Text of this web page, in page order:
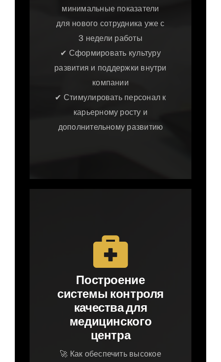
минимальные показатели
для нового сотрудника уже с
3 недели работы
✔ Сформировать культуру
развития и поддержки внутри
компании
✔ Стимулировать персонал к
карьерному росту и
дополнительному развитию
Построение
системы контроля
качества для
медицинского
центра
🚀 Как обеспечить высокое